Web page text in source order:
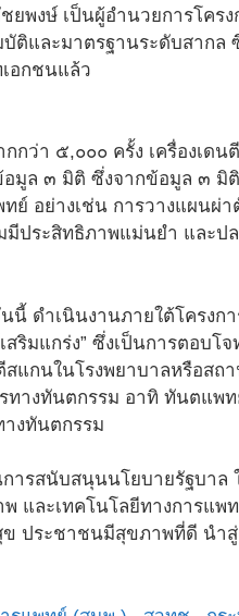
พงษ์ เป็นผู้อำนวยการโคร
ติและมาตรฐานระดับสากล
อกชนแล้ว
ว่า ๕,๐๐๐ ครั้ง เครื่องเดน
มูล ๓ มิติ ซึ่งจากข้อมูล ๓ มิ
อย่างเช่น การวางแผนผ่
ประสิทธิภาพแม่นยำ และป
ดำเนินงานภายใต้โครงกา
ริมแกร่ง” ซึ่งเป็นการตอบโ
สแกนในโรงพยาบาลหรือส
ทางทันตกรรม อาทิ ทันตแ
งทันตกรรม
ารสนับสนุนนโยบายรัฐบาล
และเทคโนโลยีทางการแพ
ประชาชนมีสุขภาพที่ดี นำสู่